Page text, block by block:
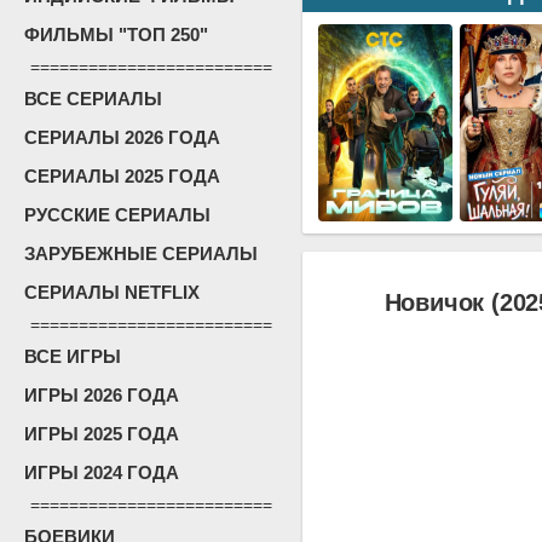
ФИЛЬМЫ "ТОП 250"
=========================
ВСЕ СЕРИАЛЫ
СЕРИАЛЫ 2026 ГОДА
СЕРИАЛЫ 2025 ГОДА
РУССКИЕ СЕРИАЛЫ
ЗАРУБЕЖНЫЕ СЕРИАЛЫ
СЕРИАЛЫ NETFLIX
=========================
ВСЕ ИГРЫ
ИГРЫ 2026 ГОДА
ИГРЫ 2025 ГОДА
ИГРЫ 2024 ГОДА
=========================
БОЕВИКИ
Новичок